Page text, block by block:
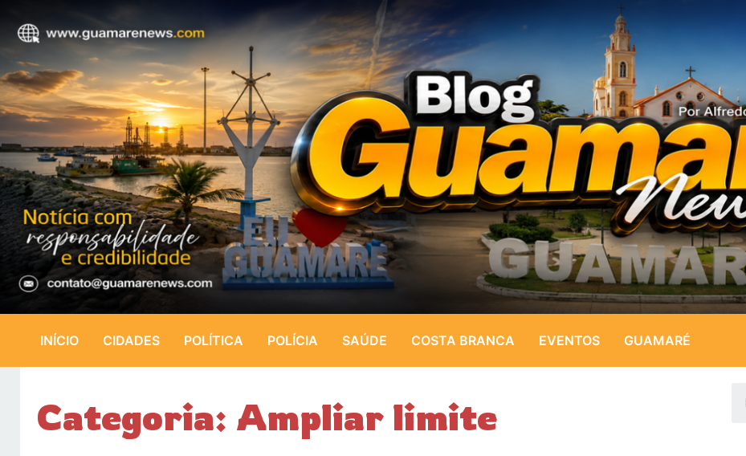
INÍCIO CIDADES POLÍTICA POLÍCIA SAÚDE COSTA BRANCA EVENTOS GUAMARÉ
Categoria: Ampliar limite